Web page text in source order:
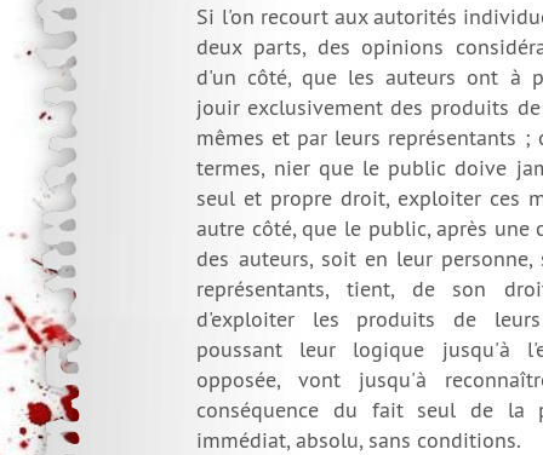
Si l'on recourt aux autorités
deux parts, des opinions
d'un côté, que les auteurs ont à
jouir exclusivement des produits
mêmes et par leurs représentants ;
termes, nier que le public doive
seul et propre droit, exploiter ces
autre côté, que le public, après une
des auteurs, soit en leur
représentants, tient, de son
d'exploiter les produits de leurs
poussant leur logique jusqu'à
opposée, vont jusqu'à
conséquence du fait seul de la
immédiat, absolu, sans conditions.